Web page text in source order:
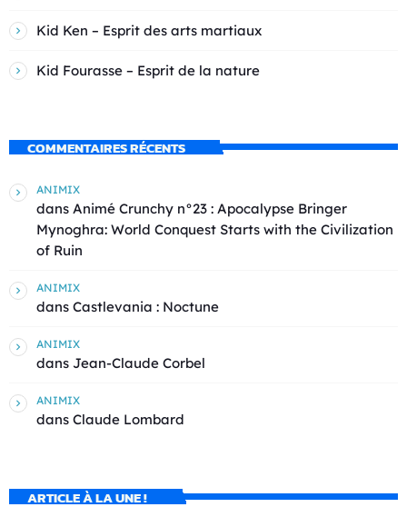
Kid Ken – Esprit des arts martiaux
Kid Fourasse – Esprit de la nature
COMMENTAIRES RÉCENTS
ANIMIX
dans Animé Crunchy n°23 : Apocalypse Bringer
Mynoghra: World Conquest Starts with the Civilization
of Ruin
ANIMIX
dans Castlevania : Noctune
ANIMIX
dans Jean-Claude Corbel
ANIMIX
dans Claude Lombard
ARTICLE À LA UNE !